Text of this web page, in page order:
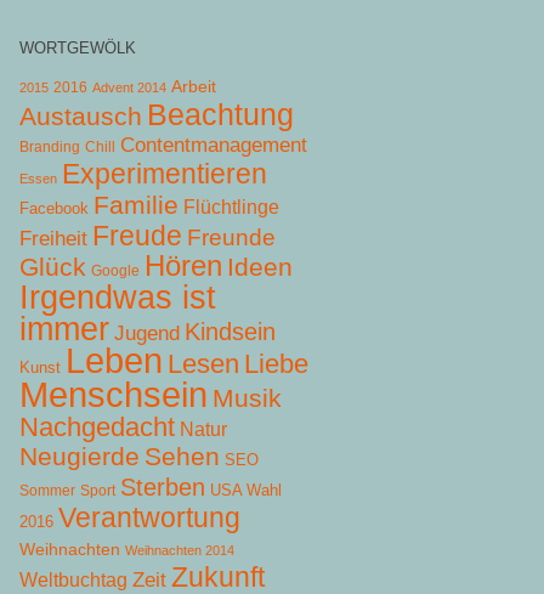
WORTGEWÖLK
2015 2016 Advent 2014 Arbeit
Austausch Beachtung
Branding Chill Contentmanagement
Essen Experimentieren
Facebook Familie Flüchtlinge
Freiheit Freude Freunde
Glück Google Hören Ideen
Irgendwas ist
immer Jugend Kindsein
Kunst Leben Lesen Liebe
Menschsein Musik
Nachgedacht Natur
Neugierde Sehen SEO
Sommer Sport Sterben USA Wahl
2016 Verantwortung
Weihnachten Weihnachten 2014
Weltbuchtag Zeit Zukunft